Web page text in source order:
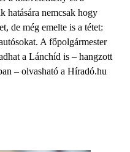
hatására nemcsak hogy
de még emelte is a tétet:
A főpolgármester
a Lánchíd is – hangzott
– olvasható a Híradó.hu